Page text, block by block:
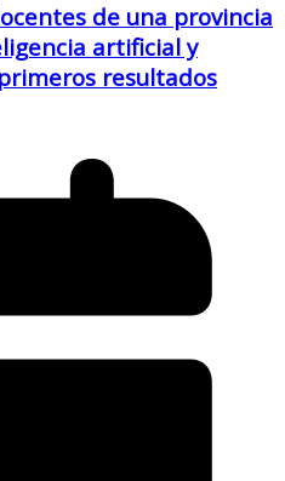
de una provincia
artificial y
resultados